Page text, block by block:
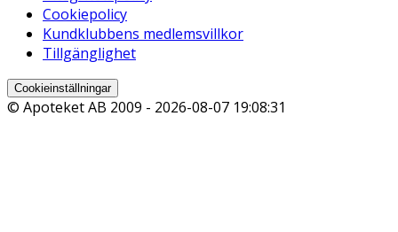
Cookiepolicy
Kundklubbens medlemsvillkor
Tillgänglighet
Cookieinställningar
© Apoteket AB 2009 - 2026-08-07 19:08:31